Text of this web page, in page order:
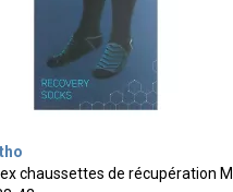
chaussettes de récupération M